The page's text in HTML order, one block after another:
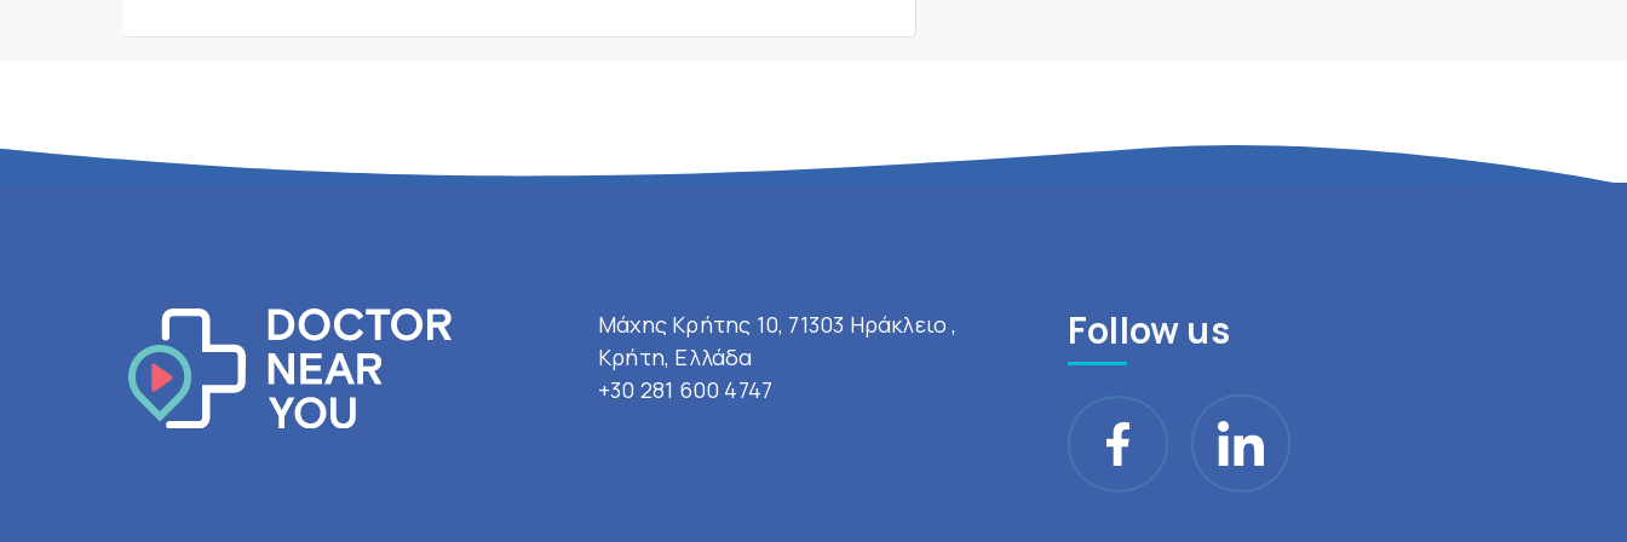
Μάχης Κρήτης 10, 71303 Ηράκλειο ,
Κρήτη, Ελλάδα
+30 281 600 4747
Follow us